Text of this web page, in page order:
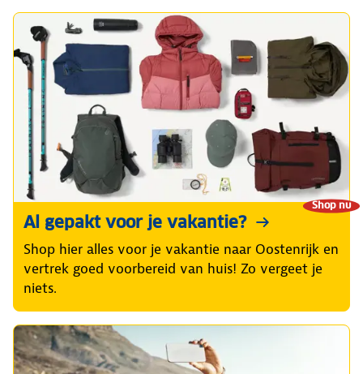
Shop nu
Al gepakt voor je vakantie?
Shop hier alles voor je vakantie naar Oostenrijk en
vertrek goed voorbereid van huis! Zo vergeet je
niets.